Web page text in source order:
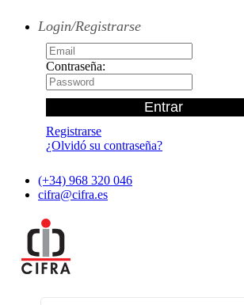
Login/Registrarse
Contraseña:
Registrarse
¿Olvidó su contraseña?
(+34) 968 320 046
cifra@cifra.es